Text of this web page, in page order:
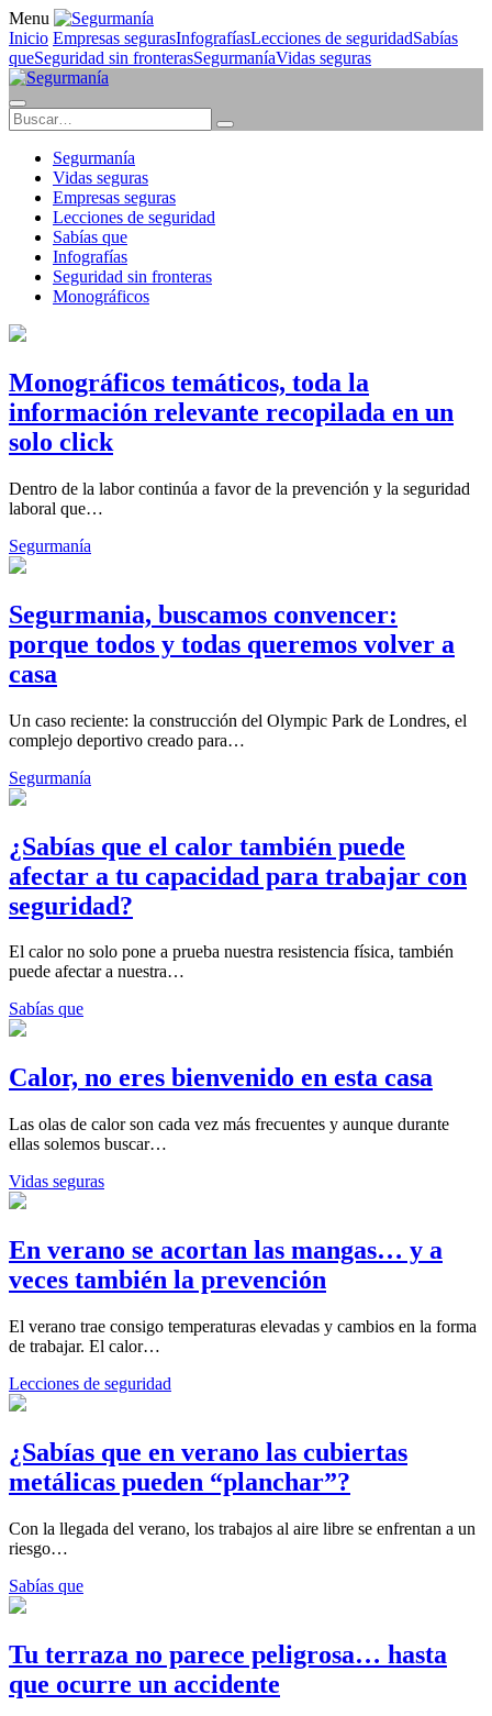
Menu
Inicio Empresas segurasInfografíasLecciones de seguridadSabías
queSeguridad sin fronterasSegurmaníaVidas seguras
Segurmanía
Vidas seguras
Empresas seguras
Lecciones de seguridad
Sabías que
Infografías
Seguridad sin fronteras
Monográficos
Monográficos temáticos, toda la
información relevante recopilada en un
solo click
Dentro de la labor continúa a favor de la prevención y la seguridad
laboral que…
Segurmanía
Segurmania, buscamos convencer:
porque todos y todas queremos volver a
casa
Un caso reciente: la construcción del Olympic Park de Londres, el
complejo deportivo creado para…
Segurmanía
¿Sabías que el calor también puede
afectar a tu capacidad para trabajar con
seguridad?
El calor no solo pone a prueba nuestra resistencia física, también
puede afectar a nuestra…
Sabías que
Calor, no eres bienvenido en esta casa
Las olas de calor son cada vez más frecuentes y aunque durante
ellas solemos buscar…
Vidas seguras
En verano se acortan las mangas… y a
veces también la prevención
El verano trae consigo temperaturas elevadas y cambios en la forma
de trabajar. El calor…
Lecciones de seguridad
¿Sabías que en verano las cubiertas
metálicas pueden “planchar”?
Con la llegada del verano, los trabajos al aire libre se enfrentan a un
riesgo…
Sabías que
Tu terraza no parece peligrosa… hasta
que ocurre un accidente